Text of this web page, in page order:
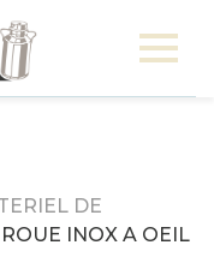
DE
ROUE INOX A OEIL